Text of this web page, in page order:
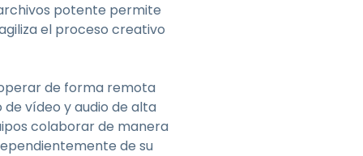
potente permite
el proceso creativo
de forma remota
vídeo y audio de alta
colaborar de manera
de su